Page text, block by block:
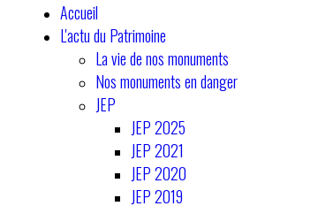
Accueil
L'actu du Patrimoine
La vie de nos monuments
Nos monuments en danger
JEP
JEP 2025
JEP 2021
JEP 2020
JEP 2019